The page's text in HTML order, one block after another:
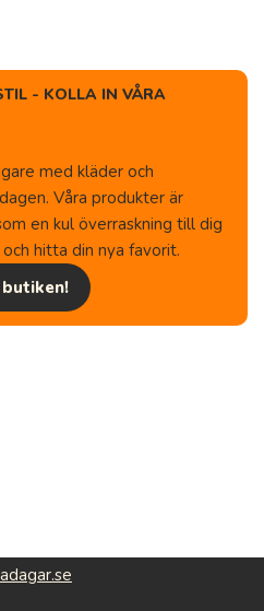
- KOLLA IN VÅRA
med kläder och
Våra produkter är
en kul överraskning till dig
hitta din nya favorit.